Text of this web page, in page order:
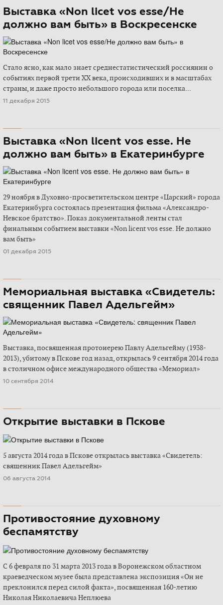
Выставка «Non licet vos esse/Не
должно вам быть» в Воскресенске
Стало ясно, как мало знает среднестатистический россиянин о
событиях первой трети ХХ века, происходивших и в масштабах
страны, и даже просто небольшого города или поселка...
11 декабря 2015
Выставка «Non licent vos esse. Не
должно вам быть» в Екатеринбурге
29 ноября в Духовно-просветительском центре «Царский» города
Екатеринбурга состоялась презентация фильма «Александро-
Невское братство». Показ документальной ленты стал
финальным событием выставки «Non licent vos esse. Не должно
вам быть»
01 декабря 2015
Мемориальная выставка «Свидетель:
священник Павел Адельгейм»
Выставка, посвященная протоиерею Павлу Адельгейму (1938-
2013), убитому в Пскове год назад, открылась 9 сентября 2014 года
в столичном офисе международного общества «Мемориал»
10 сентября 2014
Открытие выставки в Пскове
5 августа 2014 года в Пскове открылась выставка «Свидетель:
священник Павел Адельгейм»
06 августа 2014
Противостояние духовному
беспамятству
С 6 февраля по 31 марта 2013 года в Воронежском областном
краеведческом музее была представлена экспозиция «Он не
преклонился перед силой факта», посвященная 160-летию
Николая Николаевича Неплюева